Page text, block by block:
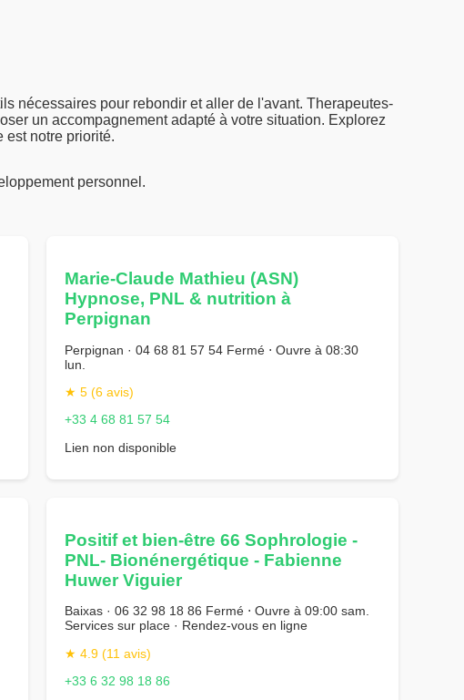
nécessaires pour rebondir et aller de l'avant. Therapeutes-
un accompagnement adapté à votre situation. Explorez
est notre priorité.
personnel.
Marie-Claude Mathieu (ASN)
Hypnose, PNL & nutrition à
Perpignan
Perpignan · 04 68 81 57 54 Fermé ⋅ Ouvre à 08:30
lun.
★ 5 (6 avis)
+33 4 68 81 57 54
Lien non disponible
Positif et bien-être 66 Sophrologie -
PNL- Bionénergétique - Fabienne
Huwer Viguier
Baixas · 06 32 98 18 86 Fermé ⋅ Ouvre à 09:00 sam.
Services sur place · Rendez-vous en ligne
★ 4.9 (11 avis)
+33 6 32 98 18 86